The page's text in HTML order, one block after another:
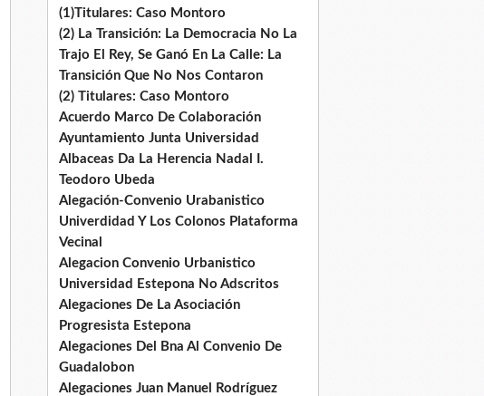
(1)Titulares: Caso Montoro
(2) La Transición: La Democracia No La
Trajo El Rey, Se Ganó En La Calle: La
Transición Que No Nos Contaron
(2) Titulares: Caso Montoro
Acuerdo Marco De Colaboración
Ayuntamiento Junta Universidad
Albaceas Da La Herencia Nadal I.
Teodoro Ubeda
Alegación-Convenio Urabanistico
Univerdidad Y Los Colonos Plataforma
Vecinal
Alegacion Convenio Urbanistico
Universidad Estepona No Adscritos
Alegaciones De La Asociación
Progresista Estepona
Alegaciones Del Bna Al Convenio De
Guadalobon
Alegaciones Juan Manuel Rodríguez